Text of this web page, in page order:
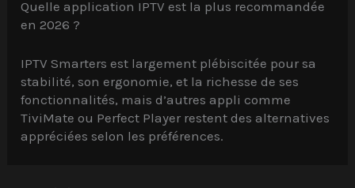
Quelle application IPTV est la plus recommandée
en 2026 ?
IPTV Smarters est largement plébiscitée pour sa
stabilité, son ergonomie, et la richesse de ses
fonctionnalités, mais d’autres appli comme
TiviMate ou Perfect Player restent des alternatives
appréciées selon les préférences.